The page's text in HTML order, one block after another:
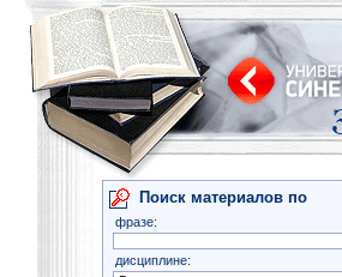
Поиск материалов по
фразе:
дисциплине: